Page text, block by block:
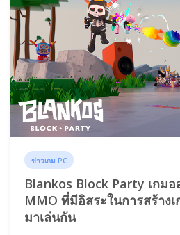
ข่าวเกม PC
Blankos Block Party เกม
MMO ที่มีอิสระในการสร้าง
มาเล่นกัน